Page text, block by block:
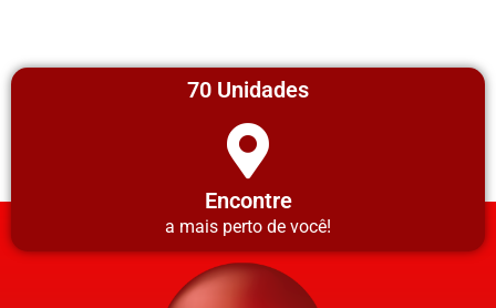
70 Unidades
Encontre
a mais perto de você!